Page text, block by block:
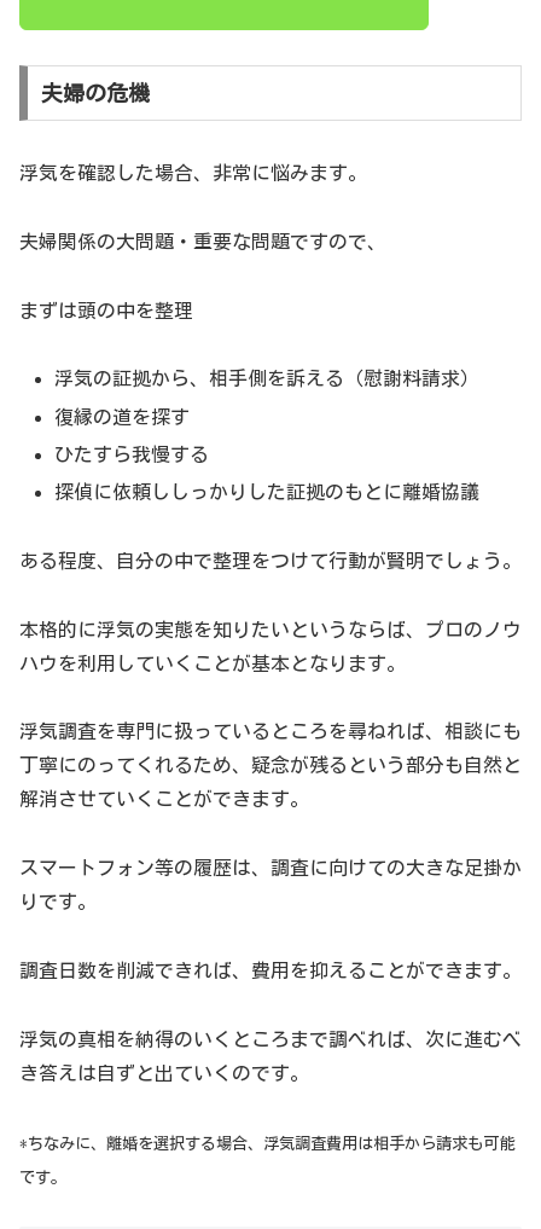
夫婦の危機
浮気を確認した場合、非常に悩みます。
夫婦関係の大問題・重要な問題ですので、
まずは頭の中を整理
浮気の証拠から、相手側を訴える（慰謝料請求）
復縁の道を探す
ひたすら我慢する
探偵に依頼ししっかりした証拠のもとに離婚協議
ある程度、自分の中で整理をつけて行動が賢明でしょう。
本格的に浮気の実態を知りたいというならば、プロのノウ
ハウを利用していくことが基本となります。
浮気調査を専門に扱っているところを尋ねれば、相談にも
丁寧にのってくれるため、疑念が残るという部分も自然と
解消させていくことができます。
スマートフォン等の履歴は、調査に向けての大きな足掛か
りです。
調査日数を削減できれば、費用を抑えることができます。
浮気の真相を納得のいくところまで調べれば、次に進むべ
き答えは自ずと出ていくのです。
*ちなみに、離婚を選択する場合、浮気調査費用は相手から請求も可能
です。